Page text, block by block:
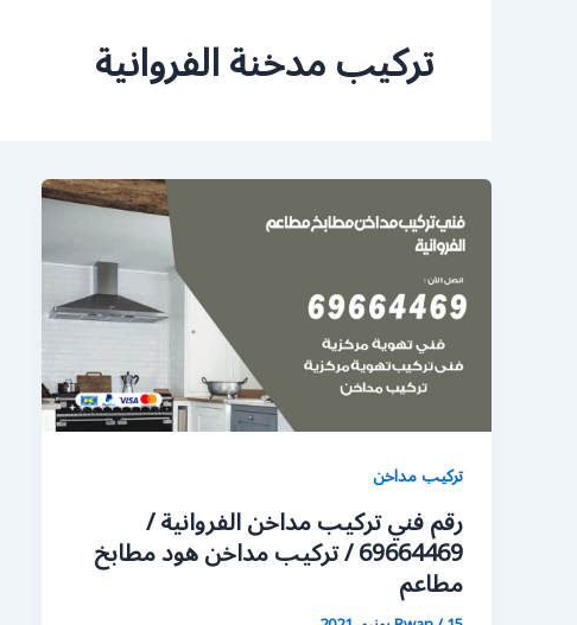
تركيب مدخنة الفروانية
تركيب مداخن
رقم فني تركيب مداخن الفروانية /
69664469 / تركيب مداخن هود مطابخ
مطاعم